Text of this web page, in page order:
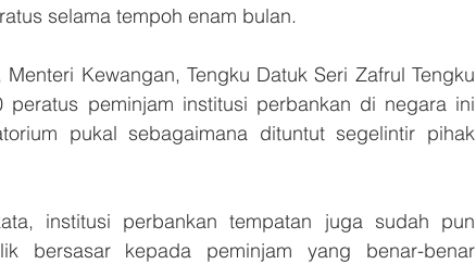
selama tempoh enam bulan.
Kewangan, Tengku Datuk Seri Zafrul Tengku
peminjam institusi perbankan di negara ini
pukal sebagaimana dituntut segelintir pihak
institusi perbankan tempatan juga sudah pun
bersasar kepada peminjam yang benar-benar